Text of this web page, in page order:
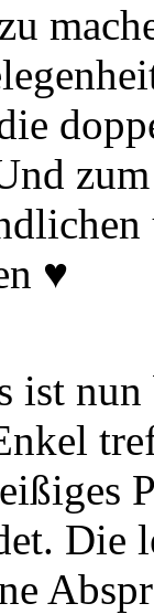
♥
ist
Die